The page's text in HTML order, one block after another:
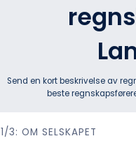
Send en kort beskrivelse av
beste
h
1/3: OM SELSKAPET